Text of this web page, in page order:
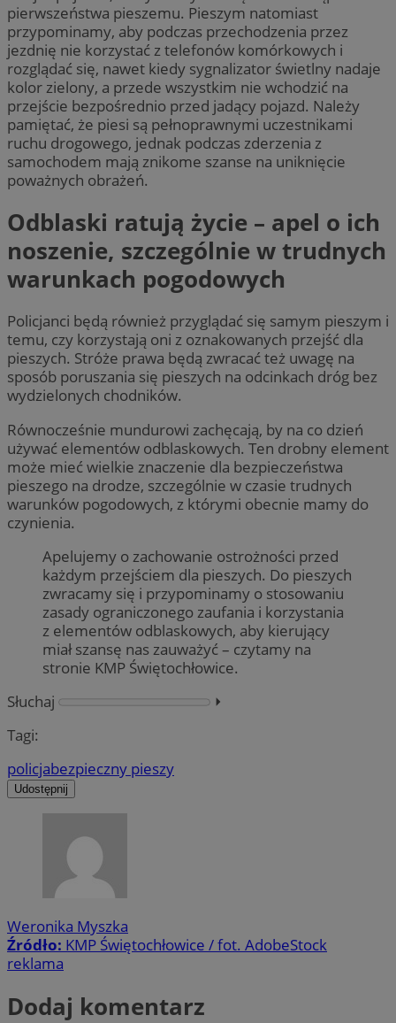
pierwszeństwa pieszemu. Pieszym natomiast
przypominamy, aby podczas przechodzenia przez
jezdnię nie korzystać z telefonów komórkowych i
rozglądać się, nawet kiedy sygnalizator świetlny nadaje
kolor zielony, a przede wszystkim nie wchodzić na
przejście bezpośrednio przed jadący pojazd. Należy
pamiętać, że piesi są pełnoprawnymi uczestnikami
ruchu drogowego, jednak podczas zderzenia z
samochodem mają znikome szanse na uniknięcie
poważnych obrażeń.
Odblaski ratują życie – apel o ich
noszenie, szczególnie w trudnych
warunkach pogodowych
Policjanci będą również przyglądać się samym pieszym i
temu, czy korzystają oni z oznakowanych przejść dla
pieszych. Stróże prawa będą zwracać też uwagę na
sposób poruszania się pieszych na odcinkach dróg bez
wydzielonych chodników.
Równocześnie mundurowi zachęcają, by na co dzień
używać elementów odblaskowych. Ten drobny element
może mieć wielkie znaczenie dla bezpieczeństwa
pieszego na drodze, szczególnie w czasie trudnych
warunków pogodowych, z którymi obecnie mamy do
czynienia.
Apelujemy o zachowanie ostrożności przed
każdym przejściem dla pieszych. Do pieszych
zwracamy się i przypominamy o stosowaniu
zasady ograniczonego zaufania i korzystania
z elementów odblaskowych, aby kierujący
miał szansę nas zauważyć – czytamy na
stronie KMP Świętochłowice.
Słuchaj
⏵︎
Tagi:
policjabezpieczny pieszy
Udostępnij
Weronika Myszka
Źródło: KMP Świętochłowice / fot. AdobeStock
reklama
Dodaj komentarz